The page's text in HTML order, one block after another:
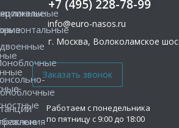
+7 (495) 228-78-99
info@euro-nasos.ru
г. Москва, Волоколамское
Работаем с понедельника
по пятницу с 9:00 до 18:00